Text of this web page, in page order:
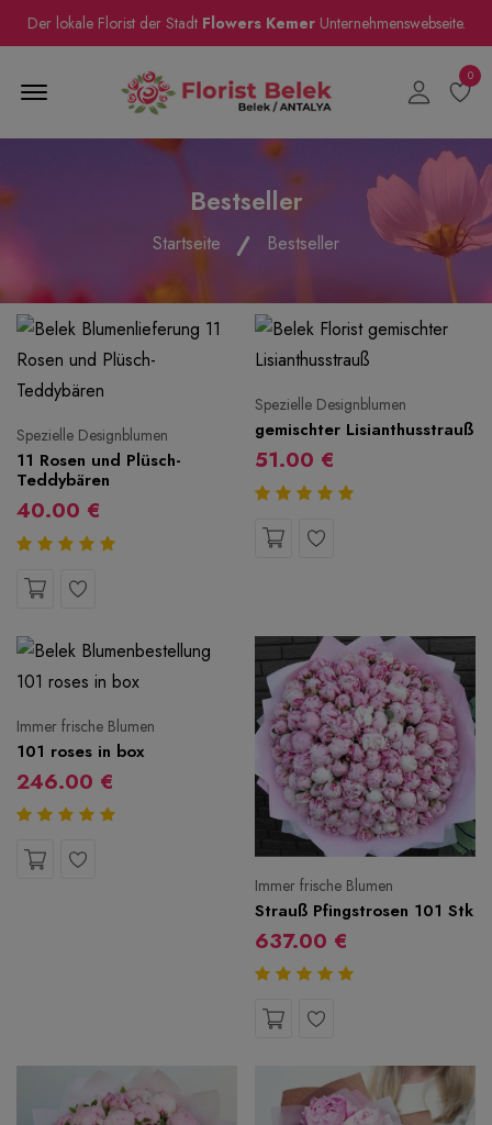
Der lokale Florist der Stadt Flowers KemerUnternehmenswebseite.
Menu Open 0
Bestseller
Startseite Bestseller
Spezielle Designblumen
11 Rosen und Plüsch-
Teddybären
40.00 €
Spezielle Designblumen
gemischter Lisianthusstrauß
51.00 €
Immer frische Blumen
101 roses in box
246.00 €
Immer frische Blumen
Strauß Pfingstrosen 101 Stk
637.00 €